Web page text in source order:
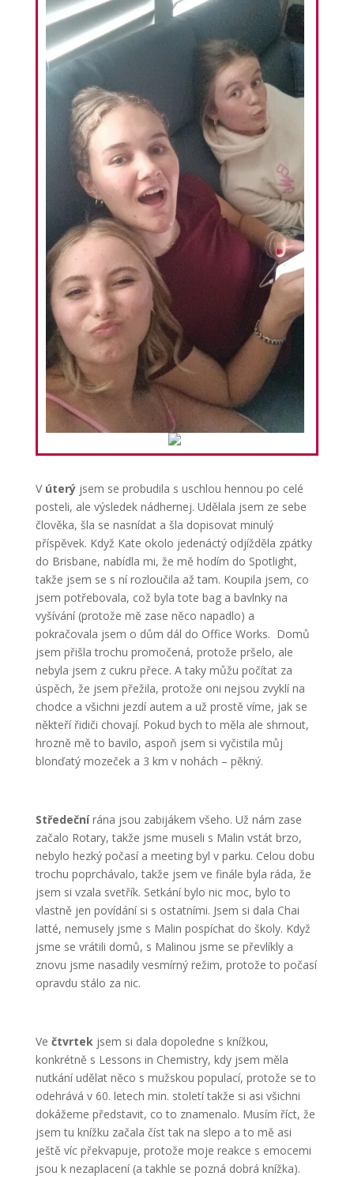
V úterýjsem se probudila s uschlou hennou po celé
posteli, ale výsledek nádhernej. Udělala jsem ze sebe
člověka, šla se nasnídat a šla dopisovat minulý
příspěvek. Když Kate okolo jedenáctý odjížděla zpátky
do Brisbane, nabídla mi, že mě hodím do Spotlight,
takže jsem se s ní rozloučila až tam. Koupila jsem, co
jsem potřebovala, což byla tote bag a bavlnky na
vyšívání (protože mě zase něco napadlo) a
pokračovala jsem o dům dál do Office Works. Domů
jsem přišla trochu promočená, protože pršelo, ale
nebyla jsem z cukru přece. A taky můžu počítat za
úspěch, že jsem přežila, protože oni nejsou zvyklí na
chodce a všichni jezdí autem a už prostě víme, jak se
někteří řidiči chovají. Pokud bych to měla ale shrnout,
hrozně mě to bavilo, aspoň jsem si vyčistila můj
blonďatý mozeček a 3 km v nohách – pěkný.
Středečnírána jsou zabijákem všeho. Už nám zase
začalo Rotary, takže jsme museli s Malin vstát brzo,
nebylo hezký počasí a meeting byl v parku. Celou dobu
trochu poprchávalo, takže jsem ve finále byla ráda, že
jsem si vzala svetřík. Setkání bylo nic moc, bylo to
vlastně jen povídání si s ostatními. Jsem si dala Chai
latté, nemusely jsme s Malin pospíchat do školy. Když
jsme se vrátili domů, s Malinou jsme se převlíkly a
znovu jsme nasadily vesmírný režim, protože to počasí
opravdu stálo za nic.
Ve čtvrtek jsem si dala dopoledne s knížkou,
konkrétně s Lessons in Chemistry, kdy jsem měla
nutkání udělat něco s mužskou populací, protože se to
odehrává v 60. letech min. století takže si asi všichni
dokážeme představit, co to znamenalo. Musím říct, že
jsem tu knížku začala číst tak na slepo a to mě asi
ještě víc překvapuje, protože moje reakce s emocemi
jsou k nezaplacení (a takhle se pozná dobrá knížka).